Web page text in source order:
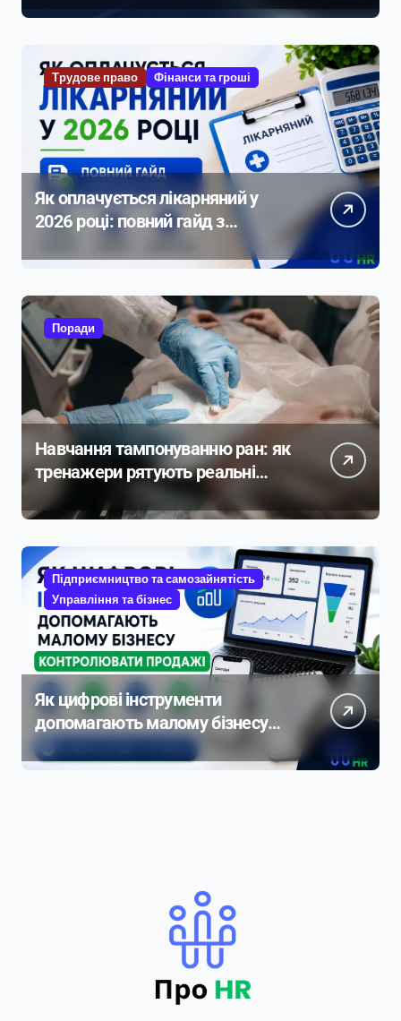
Трудове право Фінанси та гроші
Як оплачується лікарняний у
2026 році: повний гайд з
Поради
Навчання тампонуванню ран: як
тренажери рятують реальні
життя
Підприємництво та самозайнятість
Управління та бізнес
Як цифрові інструменти
допомагають малому бізнесу
контролювати продажі